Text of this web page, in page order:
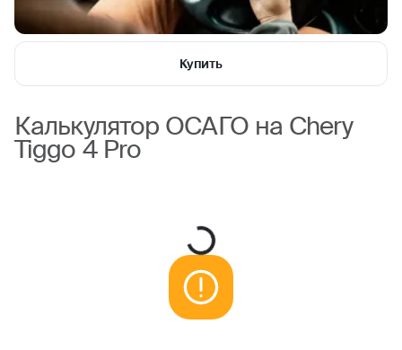
Купить
Калькулятор ОСАГО на Chery
Tiggo 4 Pro